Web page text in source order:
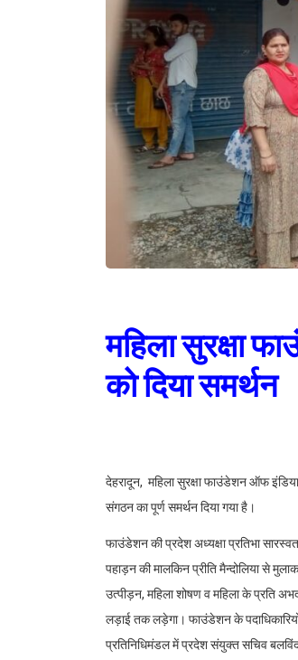
महिला सुरक्षा
को दिया समर्थन
देहरादून, महिला सुरक्षा फाउंडेशन ऑफ इंडिया
संगठन का पूर्ण समर्थन दिया गया है।
फाउंडेशन की प्रदेश अध्यक्षा प्रतिभा
पहाड़न की मालकिन प्रीति मैन्दोलिया से
उत्पीड़न, महिला शोषण व महिला के प्रति
लड़ाई तक लड़ेगा। फाउंडेशन के पदाधिकारियों
प्रतिनिधिमंडल में प्रदेश संयुक्त सचिव बलविंदर